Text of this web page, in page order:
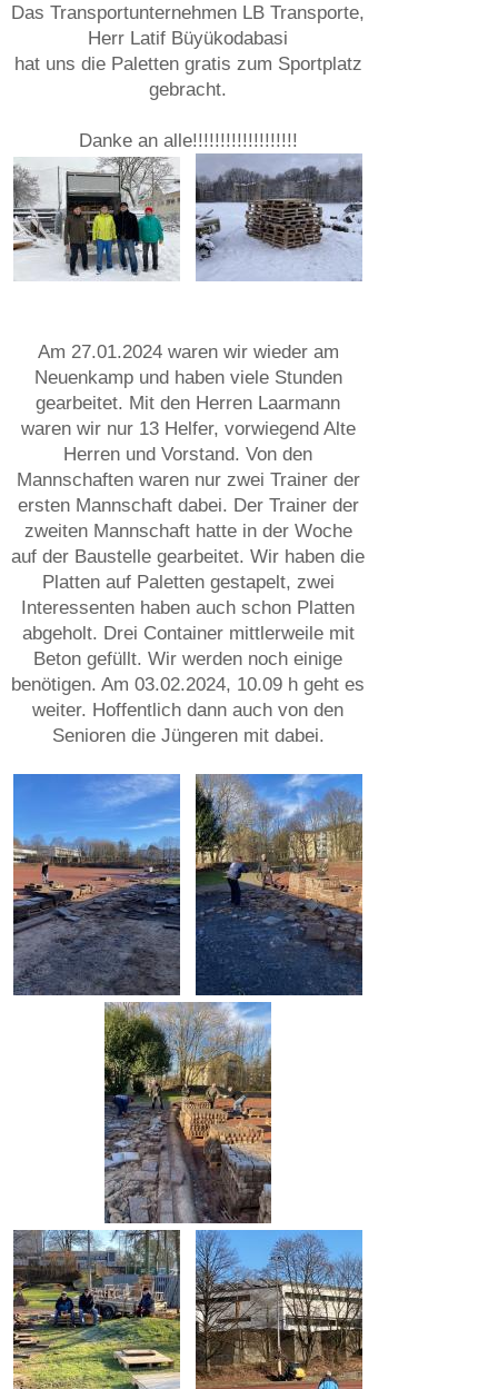
Das Transportunternehmen LB Transporte,
Herr Latif Büyükodabasi
hat uns die Paletten gratis zum Sportplatz
gebracht.
Danke an alle!!!!!!!!!!!!!!!!!!!
Am 27.01.2024 waren wir wieder am
Neuenkamp und haben viele Stunden
gearbeitet. Mit den Herren Laarmann
waren wir nur 13 Helfer, vorwiegend Alte
Herren und Vorstand. Von den
Mannschaften waren nur zwei Trainer der
ersten Mannschaft dabei. Der Trainer der
zweiten Mannschaft hatte in der Woche
auf der Baustelle gearbeitet. Wir haben die
Platten auf Paletten gestapelt, zwei
Interessenten haben auch schon Platten
abgeholt. Drei Container mittlerweile mit
Beton gefüllt. Wir werden noch einige
benötigen. Am 03.02.2024, 10.09 h geht es
weiter. Hoffentlich dann auch von den
Senioren die Jüngeren mit dabei.